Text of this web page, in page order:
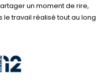
un moment de rire,
le travail réalisé tout au long